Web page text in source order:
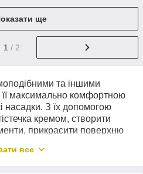
ще
1 / 2
та іншими
максимально комфортною
насадки. З їх допомогою
кремом, створити
прикрасити поверхню
інструментами, з якими
все